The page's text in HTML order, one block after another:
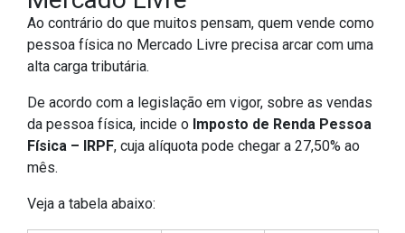
Ao contrário do que muitos pensam, quem vende como
pessoa física no Mercado Livre precisa arcar com uma
alta carga tributária.
De acordo com a legislação em vigor, sobre as vendas
da pessoa física, incide o Imposto de Renda Pessoa
Física – IRPF, cuja alíquota pode chegar a 27,50% ao
mês.
Veja a tabela abaixo: